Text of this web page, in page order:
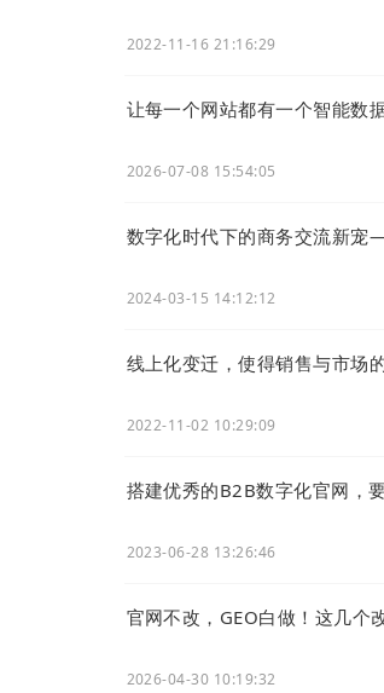
也是他们教育培养出来的
网、微信互联网、抖音互联
因此，目前阶段大家从事
具备独立的电子商务能力
牲未来为代价。
虽然，我们开始主张私域
有独立的小商，小贩们”怎
2022-11-16 21:16:29
让每一个网站都有一个智能数
2026-07-08 15:54:05
数字化时代下的商务交流新
2024-03-15 14:12:12
线上化变迁，使得销售与市场
2022-11-02 10:29:09
搭建优秀的B2B数字化官网，
2023-06-28 13:26:46
官网不改，GEO白做！这几个
2026-04-30 10:19:32